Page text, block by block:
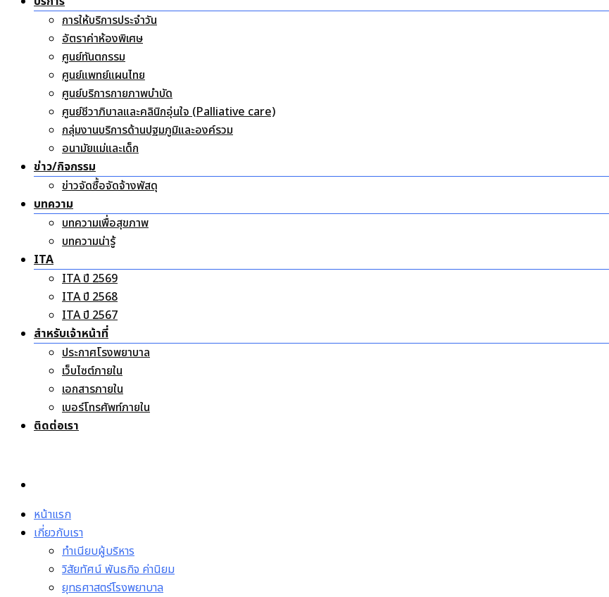
การให้บริการประจำวัน
อัตราค่าห้องพิเศษ
ศูนย์ทันตกรรม
ศูนย์แพทย์แผนไทย
ศูนย์บริการกายภาพบำบัด
ศูนย์ชีวาภิบาลและคลินิกอุ่นใจ (Palliative care)
กลุ่มงานบริการด้านปฐมภูมิและองค์รวม
อนามัยแม่และเด็ก
ข่าว/กิจกรรม
ข่าวจัดซื้อจัดจ้างพัสดุ
บทความ
บทความเพื่อสุขภาพ
บทความน่ารู้
ITA
ITA ปี 2569
ITA ปี 2568
ITA ปี 2567
สำหรับเจ้าหน้าที่
ประกาศโรงพยาบาล
เว็บไซต์ภายใน
เอกสารภายใน
เบอร์โทรศัพท์ภายใน
ติดต่อเรา
หน้าแรก
เกี่ยวกับเรา
ทำเนียบผู้บริหาร
วิสัยทัศน์ พันธกิจ ค่านิยม
ยุทธศาสตร์โรงพยาบาล